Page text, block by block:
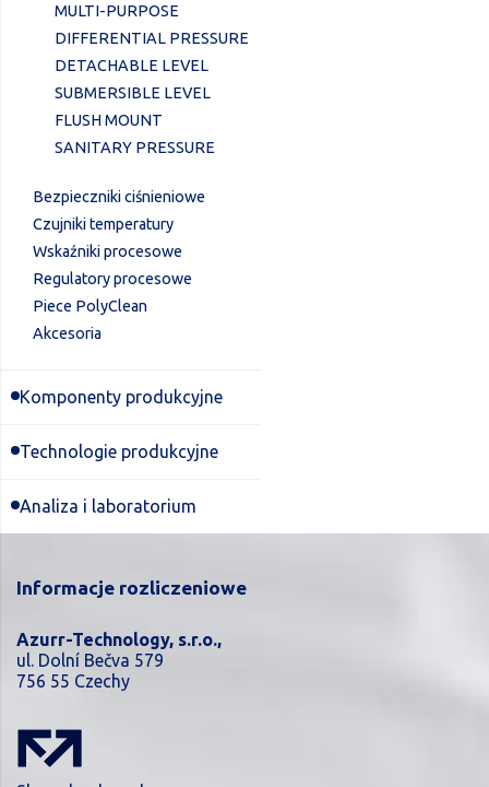
MULTI-PURPOSE
DIFFERENTIAL PRESSURE
DETACHABLE LEVEL
SUBMERSIBLE LEVEL
FLUSH MOUNT
SANITARY PRESSURE
Bezpieczniki ciśnieniowe
Czujniki temperatury
Wskaźniki procesowe
Regulatory procesowe
Piece PolyClean
Akcesoria
Komponenty produkcyjne
Technologie produkcyjne
Analiza i laboratorium
Informacje rozliczeniowe
Azurr-Technology, s.r.o.,
ul. Dolní Bečva 579
756 55 Czechy